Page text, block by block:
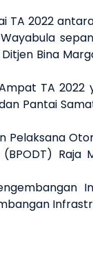
TA 2022
Bina
TA
Pantai